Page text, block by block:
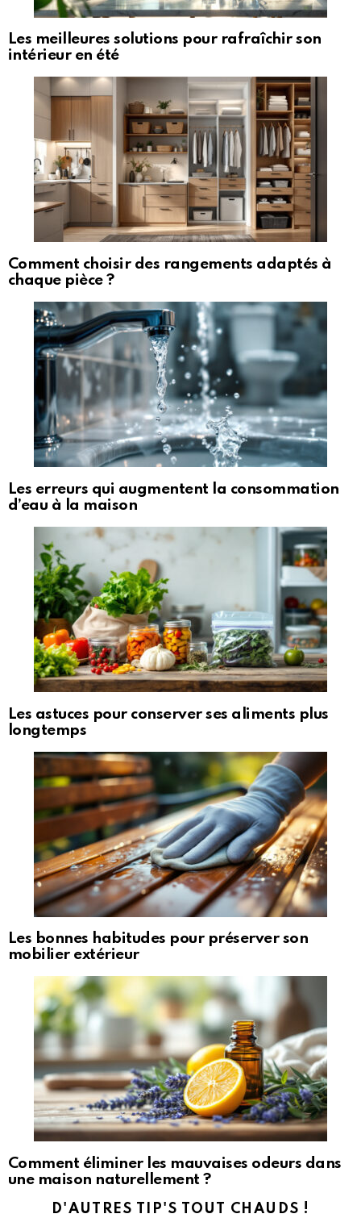
Les meilleures solutions pour rafraîchir son
intérieur en été
Comment choisir des rangements adaptés à
chaque pièce ?
Les erreurs qui augmentent la consommation
d’eau à la maison
Les astuces pour conserver ses aliments plus
longtemps
Les bonnes habitudes pour préserver son
mobilier extérieur
Comment éliminer les mauvaises odeurs dans
une maison naturellement ?
D'AUTRES TIP'S TOUT CHAUDS !